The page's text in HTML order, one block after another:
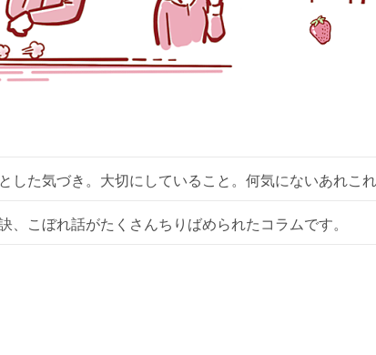
した気づき。大切にしていること。何気にないあれこ
こぼれ話がたくさんちりばめられたコラムです。